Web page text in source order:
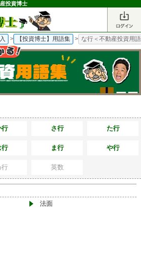
投資博士
> 【投資博士】用語集 > な行＜不動産投資用
行 さ行 た行
行 ま行 や行
行 英数
法面